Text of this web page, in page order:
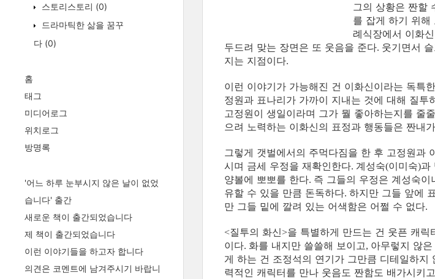
스토리스토리 (0)
드라마틱한 삶을 꿈꾸
다 (0)
홈
태그
미디어로그
위치로그
방명록
'어느 하루 눈부시지 않은 날이 없었
습니다' 출간
새로운 책이 출간되었습니다
제 책이 출간되었습니다
이런 이야기들을 하고자 합니다
의견은 코멘트에 남겨주시기 바랍니
그의 상황은 짠할
를 잡게 하기 위해
례식장에서 이화
두드려 맞는 장면은 또 웃음을 준다. 웃기면서
지는 지점이다.
이런 이야기가 가능해진 건 이화신이라는 독특
정원과 표나리가 가까이 지내는 것에 대해 질투
고정원이 생일이라며 그가 뭘 좋아하는지를 줄
으려 노력하는 이화신의 표정과 행동들은 짠내
그렇게 갯벌에서의 주먹다짐을 한 후 고정원과
시며 금세 우정을 재확인한다. 계성숙(이미숙)과
양볼에 뽀뽀를 한다. 즉 그들의 우정은 계성숙
유할 수 있을 만큼 돈독하다. 하지만 그들 앞에
만 그들 밑에 깔려 있는 어색함은 어쩔 수 없다.
<질투의 화신>을 특별하게 만드는 건 웃픈 캐릭
이다. 화를 내지만 쓸쓸해 보이고, 아무렇지 않
게 하는 건 조정석의 연기가 그만큼 디테일하지
력적인 캐릭터를 만나 웃음도 짠함도 배가시키